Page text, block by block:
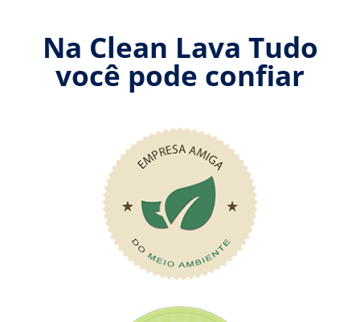
Na Clean Lava Tudo
você pode confiar